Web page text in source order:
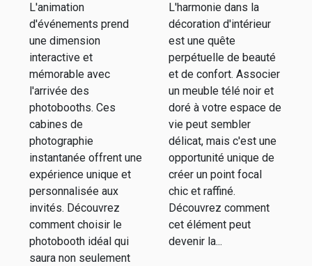
pour votre
événement
spécial
L'animation
d'événements prend
une dimension
interactive et
mémorable avec
l'arrivée des
photobooths. Ces
cabines de
photographie
instantanée offrent une
expérience unique et
personnalisée aux
invités. Découvrez
comment choisir le
photobooth idéal qui
saura non seulement
doré avec
votre décor
L'harmonie dans la
décoration d'intérieur
est une quête
perpétuelle de beauté
et de confort. Associer
un meuble télé noir et
doré à votre espace de
vie peut sembler
délicat, mais c'est une
opportunité unique de
créer un point focal
chic et raffiné.
Découvrez comment
cet élément peut
devenir la...